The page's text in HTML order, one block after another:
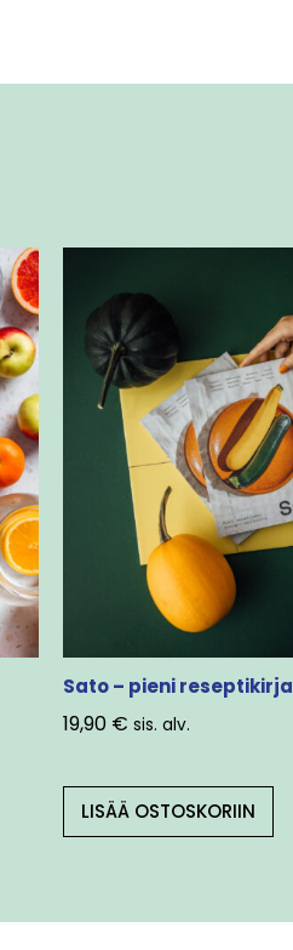
Sato – pieni reseptikirja
19,90 € sis. alv.
LISÄÄ OSTOSKORIIN